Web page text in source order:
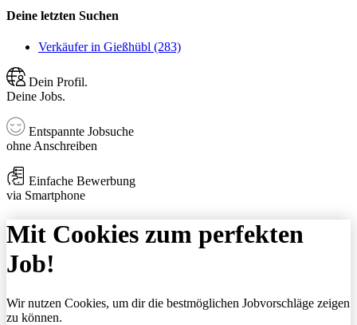
Deine letzten Suchen
Verkäufer in Gießhübl (283)
Dein Profil.
Deine Jobs.
Entspannte Jobsuche
ohne Anschreiben
Einfache Bewerbung
via Smartphone
Mit Cookies zum perfekten
Job!
Wir nutzen Cookies, um dir die bestmöglichen Jobvorschläge zeigen
zu können.